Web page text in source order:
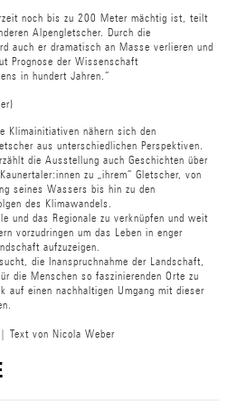
noch bis zu 200 Meter mächtig ist, teilt
Alpengletscher. Durch die
auch er dramatisch an Masse verlieren und
Prognose der Wissenschaft
in hundert Jahren.“
Klimainitiativen nähern sich den
aus unterschiedlichen Perspektiven.
die Ausstellung auch Geschichten über
zu „ihrem“ Gletscher, von
seines Wassers bis hin zu den
des Klimawandels.
und das Regionale zu verknüpfen und weit
vorzudringen um das Leben in enger
aufzuzeigen.
die Inanspruchnahme der Landschaft,
die Menschen so faszinierenden Orte zu
auf einen nachhaltigen Umgang mit dieser
von Nicola Weber